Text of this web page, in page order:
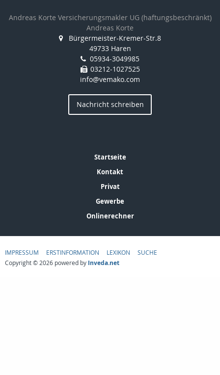
Andreas Korte Versicherungsmakler UG (haftungsbeschränkt)
Andreas Korte
Bürgermeister-Kremer-Str.8
49733 Haren
05934-3049985
03212-1027525
info@vemako.com
Nachricht schreiben
Startseite
Kontakt
Privat
Gewerbe
Onlinerechner
IMPRESSUM ERSTINFORMATION LEXIKON
SUCHE
Copyright © 2026 powered by Inveda.net